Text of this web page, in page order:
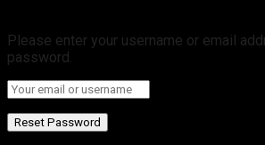
Please enter your username or email
password.